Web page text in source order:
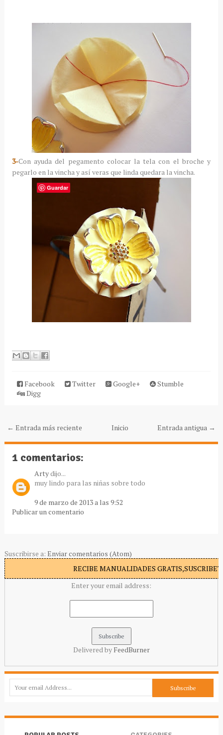
3-Con ayuda del pegamento colocar la tela con el broche y
pegarlo en la vincha y así veras que linda quedara la vincha.
Facebook Twitter Google+
Stumble
Digg
← Entrada más reciente Entrada antigua →
Inicio
1 comentarios:
Artydijo...
muy lindo para las niñas sobre todo
9 de marzo de 2013 a las 9:52
Publicar un comentario
Suscribirse a: Enviar comentarios (Atom)
RECIBE MANUALIDADES
Enter your email address:
Delivered by FeedBurner
Guardar